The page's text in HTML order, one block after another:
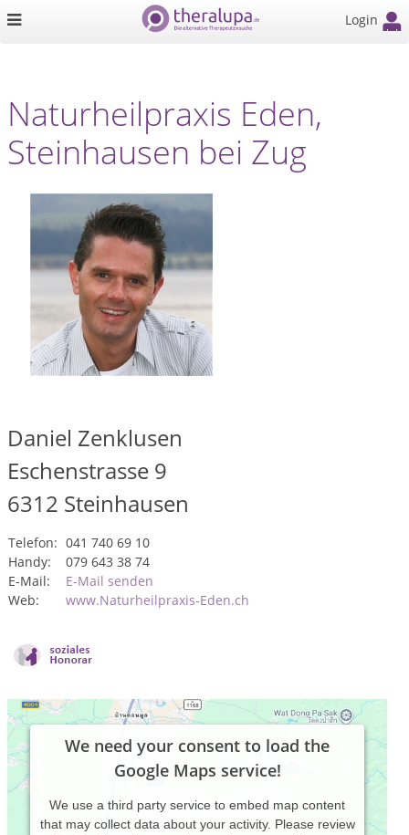
Login
Naturheilpraxis Eden,
Steinhausen bei Zug
Daniel Zenklusen
Eschenstrasse 9
6312 Steinhausen
Telefon: 041 740 69 10
Handy:
079 643 38 74
E-Mail:
E-Mail senden
Web:
www.Naturheilpraxis-Eden.ch
We need your consent to load the
Google Maps service!
We use a third party service to embed map content
that may collect data about your activity. Please review